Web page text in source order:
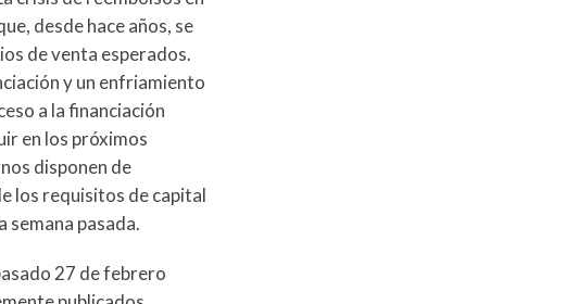
desde hace años, se
de venta esperados.
y un enfriamiento
a la financiación
en los próximos
disponen de
los requisitos de capital
semana pasada.
27 de febrero